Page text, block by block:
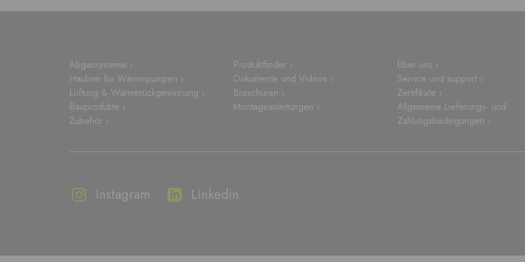
Abgassysteme ›
Hauben für Wärmepumpen ›
Lüftung & Wärmerückgewinnung ›
Bauprodukte ›
Zubehör ›
Produktfinder ›
Dokumente und Videos ›
Broschüren ›
Montageanleitungen ›
Über uns ›
Service und support ›
Zertifikate ›
Allgemeine Lieferungs- und
Zahlungsbedingungen ›
Instagram Linkedin